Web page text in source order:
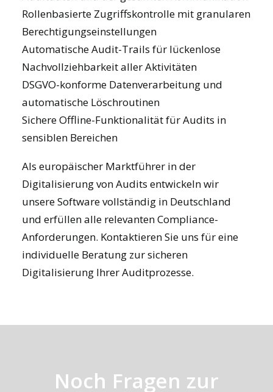
Rollenbasierte Zugriffskontrolle mit granularen
Berechtigungseinstellungen
Automatische Audit-Trails für lückenlose
Nachvollziehbarkeit aller Aktivitäten
DSGVO-konforme Datenverarbeitung und
automatische Löschroutinen
Sichere Offline-Funktionalität für Audits in
sensiblen Bereichen
Als europäischer Marktführer in der
Digitalisierung von Audits entwickeln wir
unsere Software vollständig in Deutschland
und erfüllen alle relevanten Compliance-
Anforderungen. Kontaktieren Sie uns für eine
individuelle Beratung zur sicheren
Digitalisierung Ihrer Auditprozesse.
Noch Fragen zur